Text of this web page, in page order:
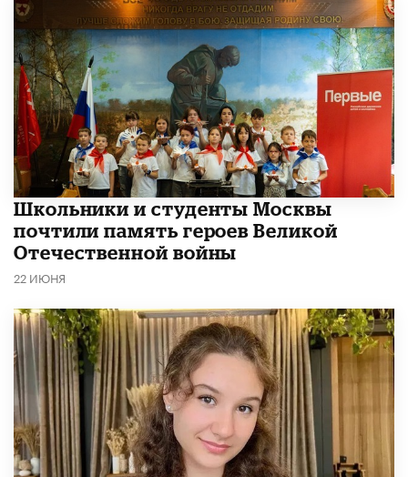
Школьники и студенты Москвы
почтили память героев Великой
Отечественной войны
22 ИЮНЯ